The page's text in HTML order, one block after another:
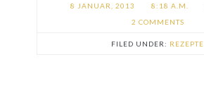
8 JANUAR, 2013 8:18 A.M.
2 COMMENTS
FILED UNDER: REZEPTE